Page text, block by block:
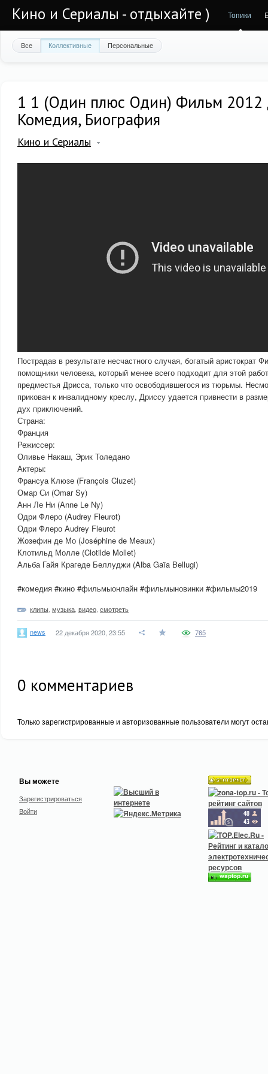
Кино и Сериалы - отдыхайте ) Топики
Все Коллективные Персональные
1 1 (Один плюс Один) Фильм 2012
Комедия, Биография
Кино и Сериалы
Пострадав в результате несчастного случая, богатый аристократ
помощники человека, который менее всего подходит для этой
предместья Дрисса, только что освободившегося из тюрьмы.
прикован к инвалидному креслу, Дриссу удается привнести в
дух приключений.
Страна:
Франция
Режиссер:
Оливье Накаш, Эрик Толедано
Актеры:
Франсуа Клюзе (François Cluzet)
Омар Си (Omar Sy)
Анн Ле Ни (Anne Le Ny)
Одри Флеро (Audrey Fleurot)
Одри Флеро Audrey Fleurot
Жозефин де Мо (Joséphine de Meaux)
Клотильд Молле (Clotilde Mollet)
Альба Гайя Крагеде Беллуджи (Alba Gaïa Bellugi)
#комедия #кино #фильмыонлайн #фильмыновинки #фильмы2019
клипы музыка видео смотреть
news 22 декабря 2020, 23:55 765
0 комментариев
Только зарегистрированные и авторизованные пользователи могут
Вы можете
Зарегистрироваться
Войти